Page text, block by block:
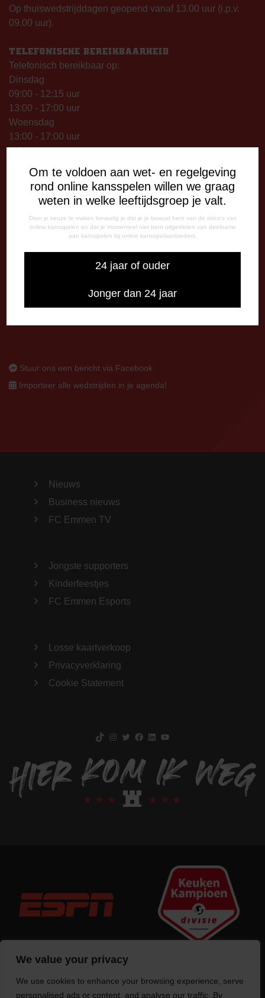
We value your privacy
We use cookies to enhance your browsing experience, serve
personalised ads or content, and analyse our traffic. By
Om te voldoen aan wet- en regelgeving
rond online kansspelen willen we graag
weten in welke leeftijdsgroep je valt.
Door je keuze te maken bevestig je dat je je bewust bent van de risico's van
online kansspelen en dat je momenteel niet bent uitgesloten van deelname
aan kansspelen bij online kansspelaanbieders.
24 jaar of ouder
Jonger dan 24 jaar
Op thuiswedstrijddagen geopend vanaf 13.00 uur (i.p.v.
09.00 uur).
TELEFONISCHE BEREIKBAARHEID
Telefonisch bereikbaar op:
Dinsdag
09:00 - 12:15 uur
13:00 - 17:00 uur
Woensdag
13:00 - 17:00 uur
Vrijdag
13:00 - 17:00 uur
Op thuiswedstrijddagen bereikbaar vanaf 13:00 - 20:00 uur
CORRESPONDENTIE-ADRES
Stuur ons een bericht via Facebook
Importeer alle wedstrijden in je agenda!
Nieuws
Business nieuws
FC Emmen TV
Jongste supporters
Kinderfeestjes
FC Emmen Esports
Losse kaartverkoop
Privacyverklaring
Cookie Statement